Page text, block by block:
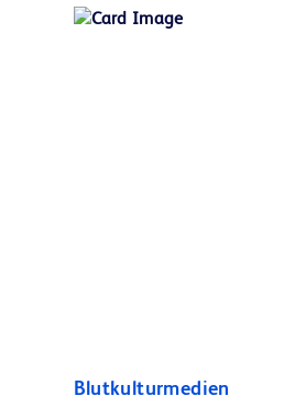
Blutkulturmedien